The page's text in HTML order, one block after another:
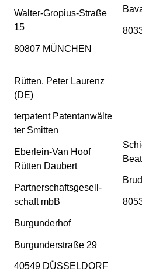
Walter-Gropius-Straße
15
80807 MÜNCHEN
Rütten, Peter Laurenz
(DE)
terpatent Patentanwälte
ter Smitten
Eberlein-Van Hoof
Rütten Daubert
Partnerschaftsgesell-
schaft mbB
Burgunderhof
Burgunderstraße 29
40549 DÜSSELDORF